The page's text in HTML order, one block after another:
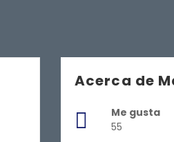
Acerca de
Me gusta
55